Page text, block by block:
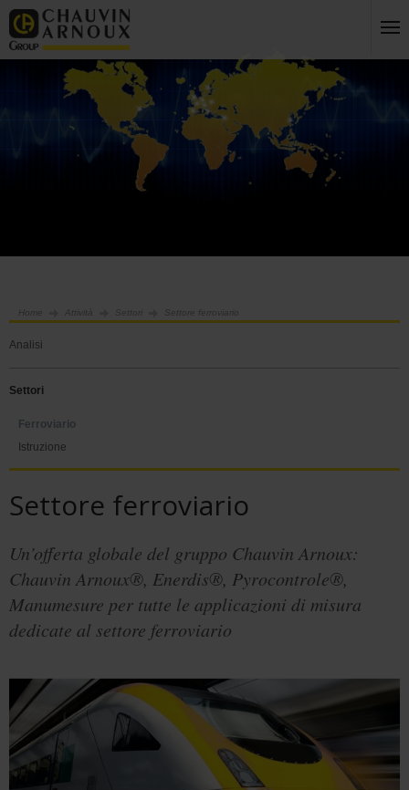
Home Attività Settori Settore ferroviario
Analisi
Settori
Ferroviario
Istruzione
Settore ferroviario
Un’offerta globale del gruppo Chauvin Arnoux:
Chauvin Arnoux®, Enerdis®, Pyrocontrole®,
Manumesure per tutte le applicazioni di misura
dedicate al settore ferroviario